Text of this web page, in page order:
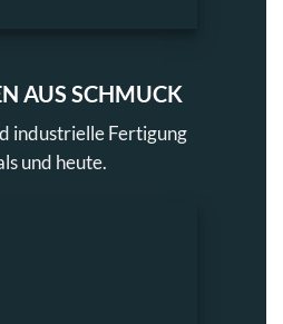
AUS SCHMUCK
industrielle Fertigung
und heute.